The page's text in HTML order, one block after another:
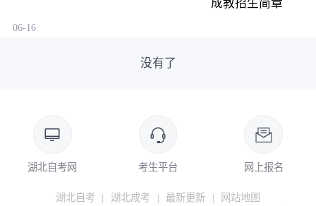
06-16
没有了
湖北自考网 考生平台 网上报名
湖北自考 | 湖北成考 | 最新更新 | 网站地图